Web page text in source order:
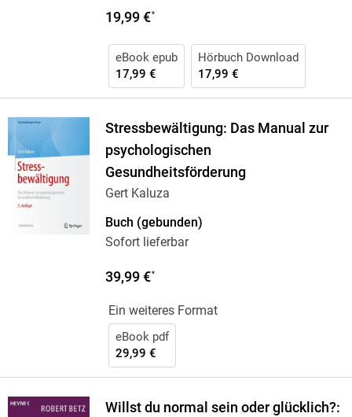
19,99 €*
eBook epub
17,99 €
Hörbuch Download
17,99 €
Stressbewältigung: Das Manual zur
psychologischen
Gesundheitsförderung
Gert Kaluza
Buch (gebunden)
Sofort lieferbar
39,99 €*
Ein weiteres Format
eBook pdf
29,99 €
Willst du normal sein oder glücklich?: